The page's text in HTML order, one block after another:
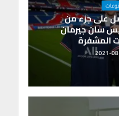
على جزء من
سان جيرمان
المشفرة
2021-